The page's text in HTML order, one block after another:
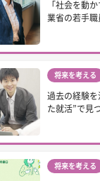
「社会を動
業省の若手
将来を考える
過去の経験を
た就活”で見
将来を考える